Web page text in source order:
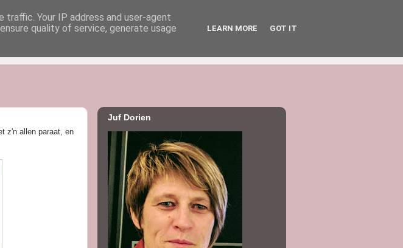
z'n allen paraat, en
Juf Dorien
Your IP address and user-agent
quality of service, generate usage
LEARN MORE GOT IT